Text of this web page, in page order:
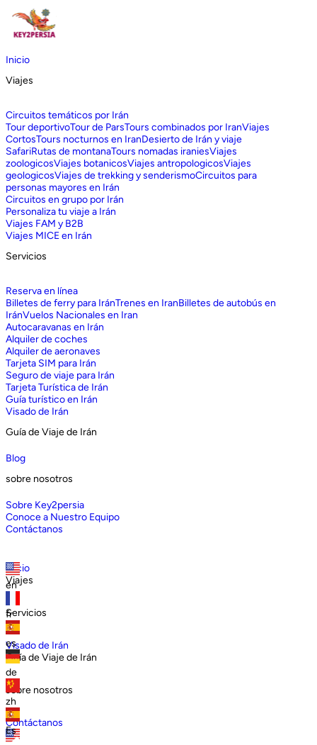
Inicio
Viajes
Circuitos temáticos por Irán
Tour deportivoTour de ParsTours combinados por IranViajes
CortosTours nocturnos en IranDesierto de Irán y viaje
SafariRutas de montanaTours nomadas iraniesViajes
zoologicosViajes botanicosViajes antropologicosViajes
geologicosViajes de trekking y senderismoCircuitos para
personas mayores en Irán
Circuitos en grupo por Irán
Personaliza tu viaje a Irán
Viajes FAM y B2B
Viajes MICE en Irán
Servicios
Reserva en línea
Billetes de ferry para IránTrenes en IranBilletes de autobús en
IránVuelos Nacionales en Iran
Autocaravanas en Irán
Alquiler de coches
Alquiler de aeronaves
Tarjeta SIM para Irán
Seguro de viaje para Irán
Tarjeta Turística de Irán
Guía turístico en Irán
Visado de Irán
Guía de Viaje de Irán
Blog
sobre nosotros
Sobre Key2persia
Conoce a Nuestro Equipo
Contáctanos
Inicio
Viajes
Servicios
Visado de Irán
Guía de Viaje de Irán
sobre nosotros
Contáctanos
en
fr
es
de
zh
Es